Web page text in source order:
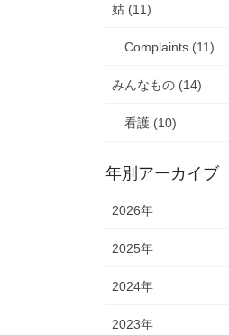
姑 (11)
Complaints (11)
みんなもの (14)
看護 (10)
年別アーカイブ
2026年
2025年
2024年
2023年